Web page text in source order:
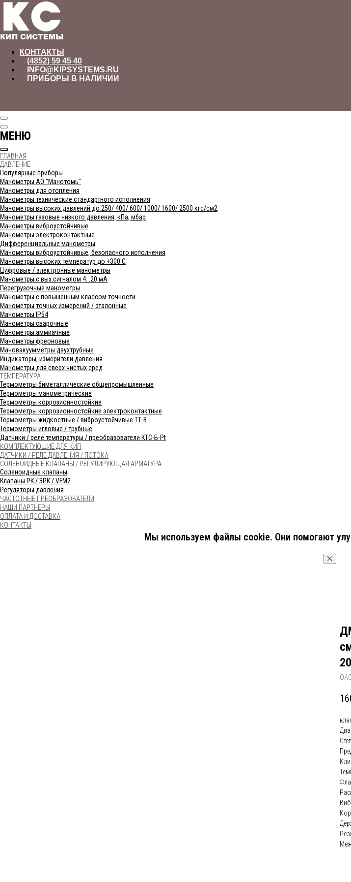
КОНТАКТЫ
(4852) 59 45 40
INFO@KIPSYSTEMS.RU
ПРИБОРЫ В НАЛИЧИИ
МЕНЮ
ГЛАВНАЯ
ДАВЛЕНИЕ
Популярные приборы
Манометры АО "Манотомь"
Манометры для отопления
Манометры технические стандартного исполнения
Манометры высоких давлений до 250/ 400/ 600/ 1000/ 1600/ 2500 кгс/см2
Манометры газовые низкого давления, кПа, мбар
Манометры виброустойчивые
Манометры электроконтактные
Дифференциальные манометры
Манометры виброустойчивые, безопасного исполнения
Манометры высоких температур до +300 С
Цифровые / электронные манометры
Манометры с вых.сигналом 4...20 мА
Перегрузочные манометры
Манометры с повышенным классом точности
Манометры точных измерений / эталонные
Манометры IP54
Манометры сварочные
Манометры аммиачные
Манометры фреоновые
Мановакуумметры двухтрубные
Индикаторы, измерители давления
Манометры для сверх чистых сред
ТЕМПЕРАТУРА
Термометры биметаллические общепромышленные
Термометры манометрические
Термометры коррозионностойкие
Термометры коррозионностойкие электроконтактные
Термометры жидкостные / виброустойчивые ТТ-В
Термометры игловые / трубные
Датчики / реле температуры / преобразователи КТС-Б-Pt
КОМПЛЕКТУЮЩИЕ ДЛЯ КИП
ДАТЧИКИ / РЕЛЕ ДАВЛЕНИЯ / ПОТОКА
СОЛЕНОИДНЫЕ КЛАПАНЫ / РЕГУЛИРУЮЩАЯ АРМАТУРА
Соленоидные клапаны
Клапаны РК / ЗРК / VFM2
Регуляторы давления
ЧАСТОТНЫЕ ПРЕОБРАЗОВАТЕЛИ
НАШИ ПАРТНЕРЫ
ОПЛАТА И ДОСТАВКА
КОНТАКТЫ
Мы используем файлы cookie. Они помогают